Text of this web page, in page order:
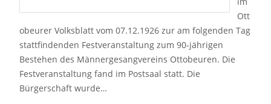
Ott
obeurer Volksblatt vom 07.12.1926 zur am folgenden Tag
stattfindenden Festveranstaltung zum 90-jährigen
Bestehen des Männergesangvereins Ottobeuren. Die
Festveranstaltung fand im Postsaal statt. Die
Bürgerschaft wurde…